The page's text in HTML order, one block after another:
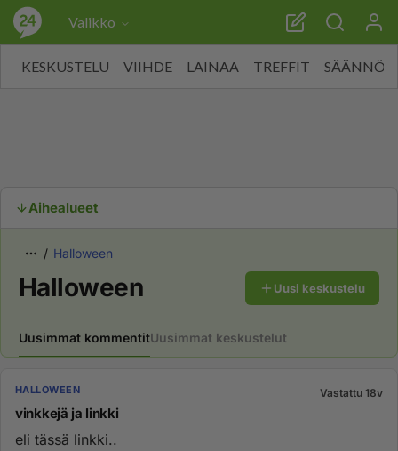
Valikko
KESKUSTELU VIIHDE LAINAA TREFFIT SÄÄNNÖT
Aihealueet
Halloween
Halloween Uusi keskustelu
Uusimmat kommentitUusimmat keskustelut
HALLOWEEN Vastattu 18v
vinkkejä ja linkki
eli tässä linkki..